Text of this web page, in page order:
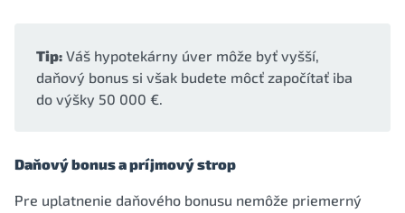
Tip: Váš hypotekárny úver môže byť vyšší,
daňový bonus si však budete môcť započítať iba
do výšky 50 000 €.
Daňový bonus a príjmový strop
Pre uplatnenie daňového bonusu nemôže priemerný